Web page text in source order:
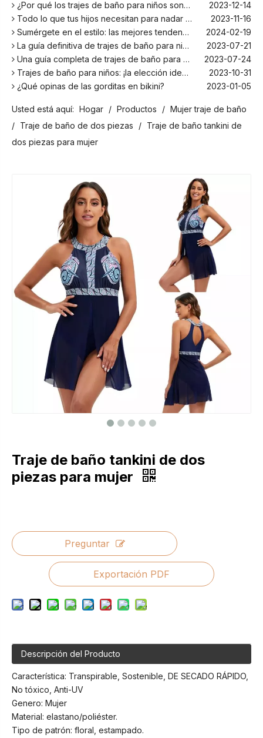
¿Por qué los trajes de baño para niños son más cómodos con elastano?
2023-12-14
Todo lo que tus hijos necesitan para nadar este verano
2023-11-16
Sumérgete en el estilo: las mejores tendencias en trajes de baño para niños de la temporada
2024-02-19
La guía definitiva de trajes de baño para niños: comodidad, diseño y seguridad
2023-07-21
Una guía completa de trajes de baño para niños: comodidad, estilo y seguridad para divertirse bajo el sol
2023-07-24
Trajes de baño para niños: ¡la elección ideal para tus hijos!
2023-10-31
¿Qué opinas de las gorditas en bikini?
2023-01-05
¡El principal fabricante de trajes de baño en Bali!
2024-02-22
¡Date un chapuzón con los trajes de baño para niños más populares de la temporada!
2024-02-02
Como cualquier otro traje, el bañador infantil: un espacio agradable para relajarse en la playa
Sumérgete en el estilo: las mejores tendencias en trajes de baño para niños de la temporada
2024-02-19
La guía definitiva de trajes de baño para niños: comodidad, diseño y seguridad
2023-07-21
Una guía completa de trajes de baño para niños: comodidad, estilo y seguridad para divertirse bajo el sol
2023-07-24
Usted está aquí: Hogar / Productos / Mujer traje de baño
/ Traje de baño de dos piezas / Traje de baño tankini de
dos piezas para mujer
Traje de baño tankini de dos
piezas para mujer
Preguntar
Exportación PDF
Descripción del Producto
Característica: Transpirable, Sostenible, DE SECADO RÁPIDO,
No tóxico, Anti-UV
Genero: Mujer
Material: elastano/poliéster.
Tipo de patrón: floral, estampado.